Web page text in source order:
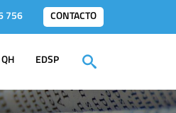
756 CONTACTO
QH EDSP